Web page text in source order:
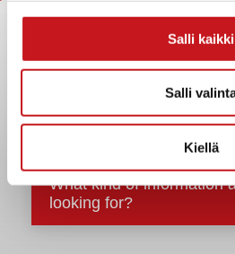
Salli kaikki
Salli
Kiellä
Yhteystiedot
Strategiat, ohjelmat, ohjeet,
Asiakirjajulkisuuskuvaus
Saavutettavuusseloste
Tietosuoja
Tietosuojaselosteet